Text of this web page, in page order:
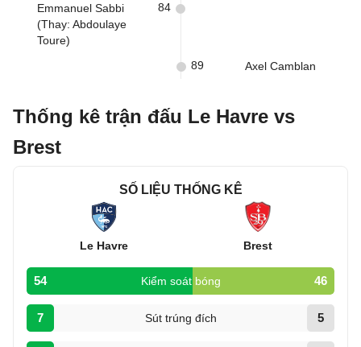
Emmanuel Sabbi
(Thay: Abdoulaye
Toure)
84
Axel Camblan
89
Thống kê trận đấu Le Havre vs
Brest
SỐ LIỆU THỐNG KÊ
Le Havre Brest
54 Kiểm soát bóng 46
7 Sút trúng đích 5